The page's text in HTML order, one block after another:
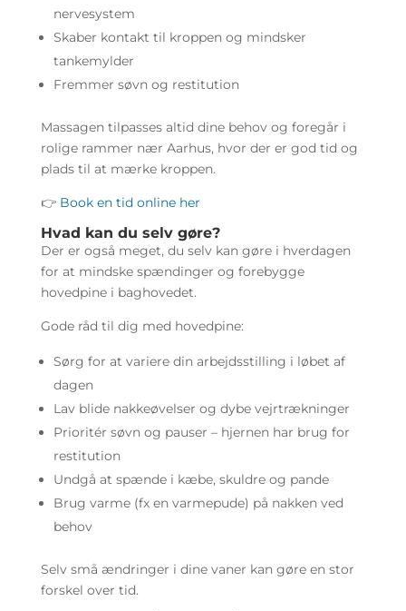
nervesystem
Skaber kontakt til kroppen og mindsker
tankemylder
Fremmer søvn og restitution
Massagen tilpasses altid dine behov og foregår i
rolige rammer nær Aarhus, hvor der er god tid og
plads til at mærke kroppen.
👉 Book en tid online her
Hvad kan du selv gøre?
Der er også meget, du selv kan gøre i hverdagen
for at mindske spændinger og forebygge
hovedpine i baghovedet.
Gode råd til dig med hovedpine:
Sørg for at variere din arbejdsstilling i løbet af
dagen
Lav blide nakkeøvelser og dybe vejrtrækninger
Prioritér søvn og pauser – hjernen har brug for
restitution
Undgå at spænde i kæbe, skuldre og pande
Brug varme (fx en varmepude) på nakken ved
behov
Selv små ændringer i dine vaner kan gøre en stor
forskel over tid.